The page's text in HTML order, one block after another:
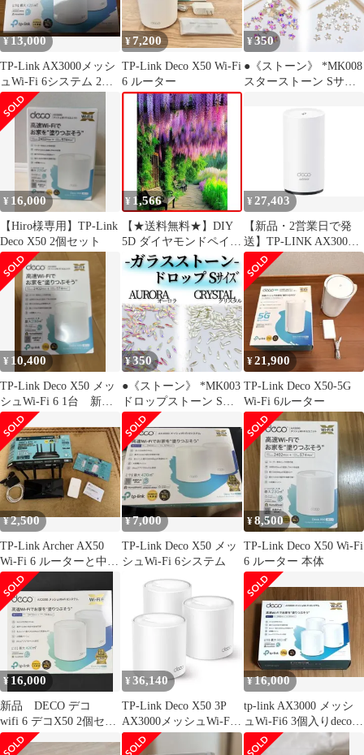
¥13,000
TP-Link AX3000メッシ
ュWi-Fi 6システム 2個
パック
¥7,200
TP-Link Deco X50 Wi-Fi
6 ルーター
¥350
●《ストーン》 *MK008
スターストーン Sサイ
ター型 星ストーン オー
¥ 16,000
【Hiro様専用】TP-Link
Deco X50 2個セット
¥ 1,566
【★送料無料★】DIY
5D ダイヤモンドペイン
ティングキット 庭の木
絵画 クロスステッチ フ
ルドリル クリスタル ラ
インストーン 刺繍 DIY
アート クラフト ホーム
ウォールデコ 30x40 cm
¥ 27,403
【新品・2営業日で発
送】TP-LINK AX3000
屋内外対応メッシュWi-
Fi 6システム(DECO
X50-OUTDOOR(1-
PACK)(JP))
¥ 10,400
TP-Link Deco X50 メッ
シュWi-Fi 6 1台 新品
未開封
¥350
●《ストーン》 *MK003
ドロップストーン Sサ
イズ / ネイルストーン
ドロップ型 水滴 涙 オ
ーロラ クリスタル ネイ
ルパーツ ラインストー
ン ガラスストーン
¥21,900
TP-Link Deco X50-5G
Wi-Fi 6ルーター
¥2,500
TP-Link Archer AX50
Wi-Fi 6 ルーターと中継
機のセット
¥7,000
TP-Link Deco X50 メッ
シュWi-Fi 6システム
¥8,500
TP-Link Deco X50 Wi-Fi
6 ルーター 本体
¥ 16,000
新品 DECO デコ
wifi 6 デコX50 2個セッ
ト
¥ 36,140
TP-Link Deco X50 3P
AX3000メッシュWi-Fi 6
システム 3個パック
¥16,000
tp-link AX3000 メッシ
ュWi-Fi6 3個入りdeco
X50